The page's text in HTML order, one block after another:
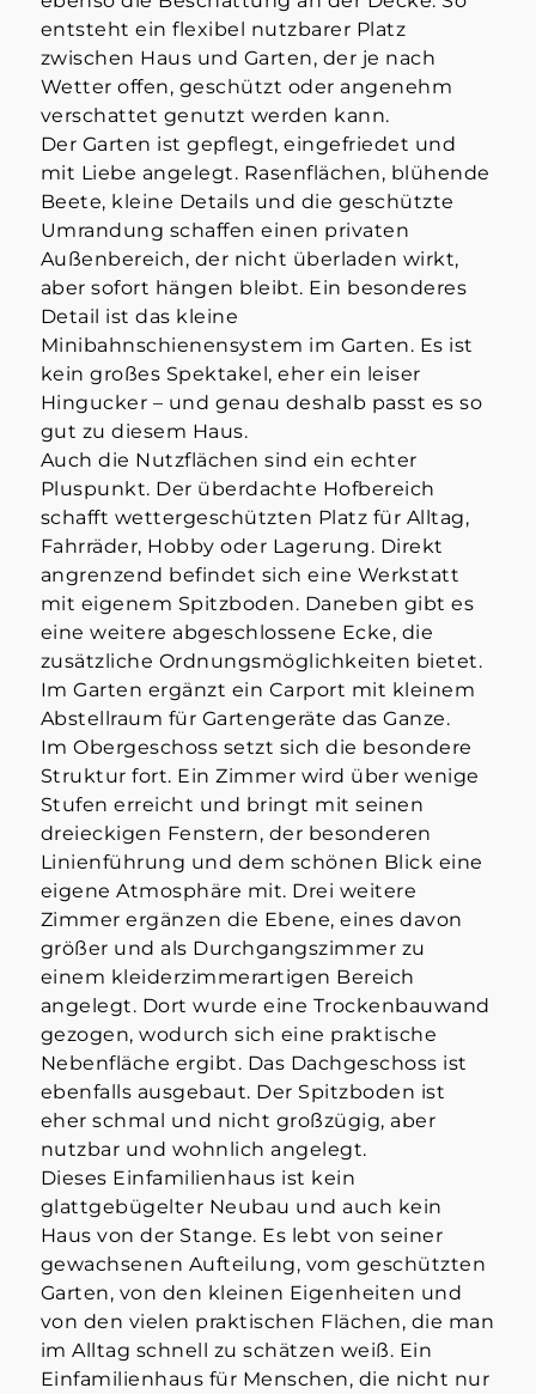
entsteht ein flexibel nutzbarer Platz
zwischen Haus und Garten, der je nach
Wetter offen, geschützt oder angenehm
verschattet genutzt werden kann.
Der Garten ist gepflegt, eingefriedet und
mit Liebe angelegt. Rasenflächen, blühende
Beete, kleine Details und die geschützte
Umrandung schaffen einen privaten
Außenbereich, der nicht überladen wirkt,
aber sofort hängen bleibt. Ein besonderes
Detail ist das kleine
Minibahnschienensystem im Garten. Es ist
kein großes Spektakel, eher ein leiser
Hingucker – und genau deshalb passt es so
gut zu diesem Haus.
Auch die Nutzflächen sind ein echter
Pluspunkt. Der überdachte Hofbereich
schafft wettergeschützten Platz für Alltag,
Fahrräder, Hobby oder Lagerung. Direkt
angrenzend befindet sich eine Werkstatt
mit eigenem Spitzboden. Daneben gibt es
eine weitere abgeschlossene Ecke, die
zusätzliche Ordnungsmöglichkeiten bietet.
Im Garten ergänzt ein Carport mit kleinem
Abstellraum für Gartengeräte das Ganze.
Im Obergeschoss setzt sich die besondere
Struktur fort. Ein Zimmer wird über wenige
Stufen erreicht und bringt mit seinen
dreieckigen Fenstern, der besonderen
Linienführung und dem schönen Blick eine
eigene Atmosphäre mit. Drei weitere
Zimmer ergänzen die Ebene, eines davon
größer und als Durchgangszimmer zu
einem kleiderzimmerartigen Bereich
angelegt. Dort wurde eine Trockenbauwand
gezogen, wodurch sich eine praktische
Nebenfläche ergibt. Das Dachgeschoss ist
ebenfalls ausgebaut. Der Spitzboden ist
eher schmal und nicht großzügig, aber
nutzbar und wohnlich angelegt.
Dieses Einfamilienhaus ist kein
glattgebügelter Neubau und auch kein
Haus von der Stange. Es lebt von seiner
gewachsenen Aufteilung, vom geschützten
Garten, von den kleinen Eigenheiten und
von den vielen praktischen Flächen, die man
im Alltag schnell zu schätzen weiß. Ein
Einfamilienhaus für Menschen, die nicht nur